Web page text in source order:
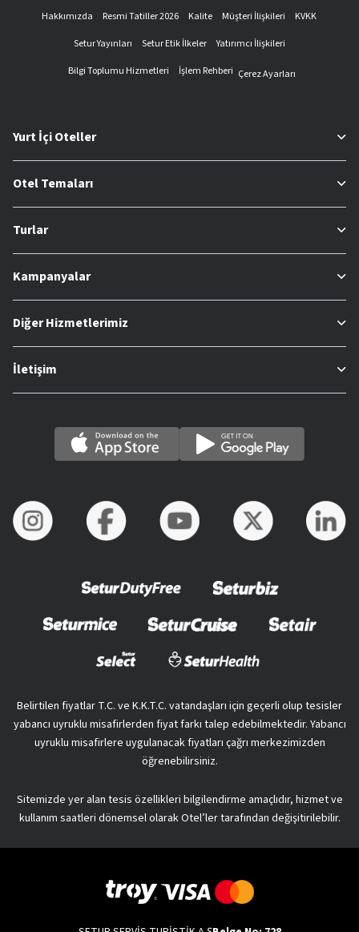
Hakkımızda Resmi Tatiller 2026 Kalite Müşteri İlişkileri
KVKK
Setur Yayınları
Setur Etik İlkeler
Yatırımcı İlişkileri
Bilgi Toplumu Hizmetleri
İşlem Rehberi Çerez Ayarları
Yurt İçi Oteller
Otel Temaları
Turlar
Kampanyalar
Diğer Hizmetlerimiz
İletişim
Belirtilen fiyatlar T.C. ve K.K.T.C. vatandaşları için geçerli olup tesisler
yabancı uyruklu misafirlerden fiyat farkı talep edebilmektedir. Yabancı
uyruklu misafirlere uygulanacak fiyatları çağrı merkezimizden
öğrenebilirsiniz.
Sitemizde yer alan tesis özellikleri bilgilendirme amaçlıdır, hizmet ve
kullanım saatleri dönemsel olarak Otel’ler tarafından değişitirilebilir.